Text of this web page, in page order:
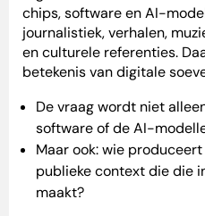
chips, software en AI-
journalistiek, verhalen,
en culturele referenties.
betekenis van digitale
De vraag wordt niet
software of de AI-
Maar ook: wie
publieke context die die
maakt?